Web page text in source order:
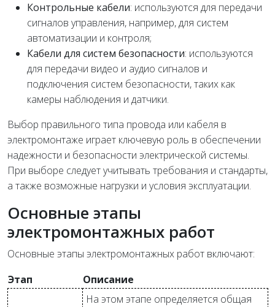
Контрольные кабели: используются для передачи
сигналов управления, например, для систем
автоматизации и контроля;
Кабели для систем безопасности: используются
для передачи видео и аудио сигналов и
подключения систем безопасности, таких как
камеры наблюдения и датчики.
Выбор правильного типа провода или кабеля в
электромонтаже играет ключевую роль в обеспечении
надежности и безопасности электрической системы.
При выборе следует учитывать требования и стандарты,
а также возможные нагрузки и условия эксплуатации.
Основные этапы
электромонтажных работ
Основные этапы электромонтажных работ включают:
Этап
Описание
На этом этапе определяется общая